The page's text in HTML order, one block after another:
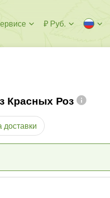
₽ Руб.
Красных Роз
доставки